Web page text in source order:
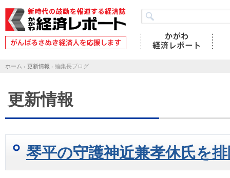
ホーム › 更新情報 › 編集長ブログ
更新情報
琴平の守護神近兼孝休氏を